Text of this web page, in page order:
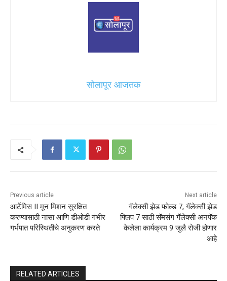
सोलापूर आजतक
Previous article
आर्टेमिस II मून मिशन सुरक्षित
करण्यासाठी नासा आणि डीओडी गंभीर
गर्भपात परिस्थितीचे अनुकरण करते
Next article
गॅलेक्सी झेड फोल्ड 7, गॅलेक्सी झेड
फ्लिप 7 साठी सॅमसंग गॅलेक्सी अनपॅक
केलेला कार्यक्रम 9 जुलै रोजी होणार
आहे
RELATED ARTICLES